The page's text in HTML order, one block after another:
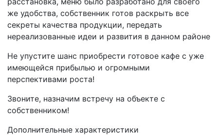
же удобства, собственник готов раскрыть все
секреты качества продукции, передать
нереализованные идеи и развития в данном районе
Не упустите шанс приобрести готовое кафе с уже
имеющейся прибылью и огромными
перспективами роста!
Звоните, назначим встречу на объекте с
собственником!
Дополнительные характеристики